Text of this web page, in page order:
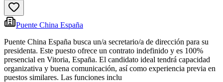
Puente China España
Puente China España busca un/a secretario/a de dirección para su
presidenta. Este puesto ofrece un contrato indefinido y es 100%
presencial en Vitoria, España. El candidato ideal tendrá capacidad
organizativa y buena comunicación, así como experiencia previa en
puestos similares. Las funciones inclu